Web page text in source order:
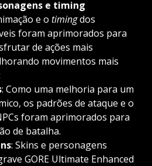
e timing
e o timingdos
​​​​foram aprimorados para
de ações mais
movimentos mais
: Como uma melhoria para um
os padrões de ataque e o
foram aprimorados para
de batalha.
: Skins e personagens
GORE Ultimate Enhanced